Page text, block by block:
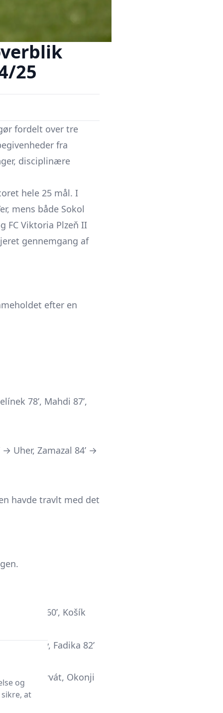
25
fordelt over tre
fra
disciplinære
hele 25 mål. I
mens både Sokol
FC Viktoria Plzeň II
gennemgang af
efter en
78’, Mahdi 87’,
Uher, Zamazal 84’ →
havde travlt med det
Huček 60’, Košík
→ Černý, Fadika 82’
77’ → Charvát, Okonji
og
at